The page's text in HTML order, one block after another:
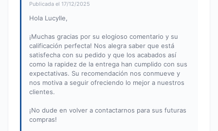
Publicada el 17/12/2025
Hola Lucylle,
¡Muchas gracias por su elogioso comentario y su
calificación perfecta! Nos alegra saber que está
satisfecha con su pedido y que los acabados así
como la rapidez de la entrega han cumplido con sus
expectativas. Su recomendación nos conmueve y
nos motiva a seguir ofreciendo lo mejor a nuestros
clientes.
¡No dude en volver a contactarnos para sus futuras
compras!